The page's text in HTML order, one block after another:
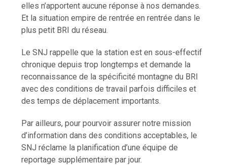
elles n’apportent aucune réponse à nos demandes.
Et la situation empire de rentrée en rentrée dans le
plus petit BRI du réseau.
Le SNJ rappelle que la station est en sous-effectif
chronique depuis trop longtemps et demande la
reconnaissance de la spécificité montagne du BRI
avec des conditions de travail parfois difficiles et
des temps de déplacement importants.
Par ailleurs, pour pourvoir assurer notre mission
d’information dans des conditions acceptables, le
SNJ réclame la planification d’une équipe de
reportage supplémentaire par jour.